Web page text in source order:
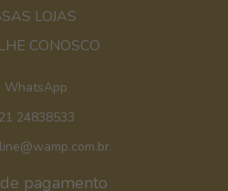
LOJAS
CONOSCO
WhatsApp
21 24838533
pagamento